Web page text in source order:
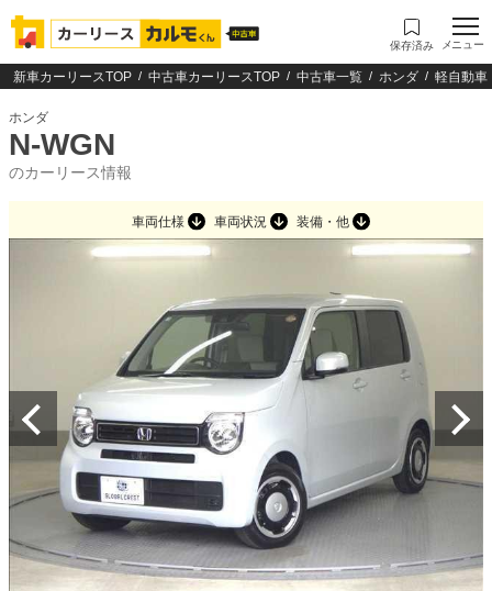
保存済み メニュー
新車カーリースTOP 中古車カーリースTOP 中古車一覧 ホンダ 軽自動車
ホンダ
N-WGN
のカーリース情報
車両仕様 車両状況 装備・他